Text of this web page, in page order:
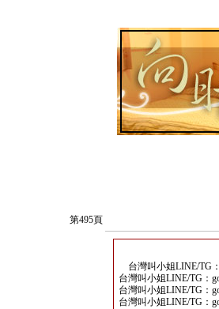
第495頁
台灣叫小姐LINE/TG
台灣叫小姐LINE/TG：
台灣叫小姐LINE/TG：
台灣叫小姐LINE/TG：